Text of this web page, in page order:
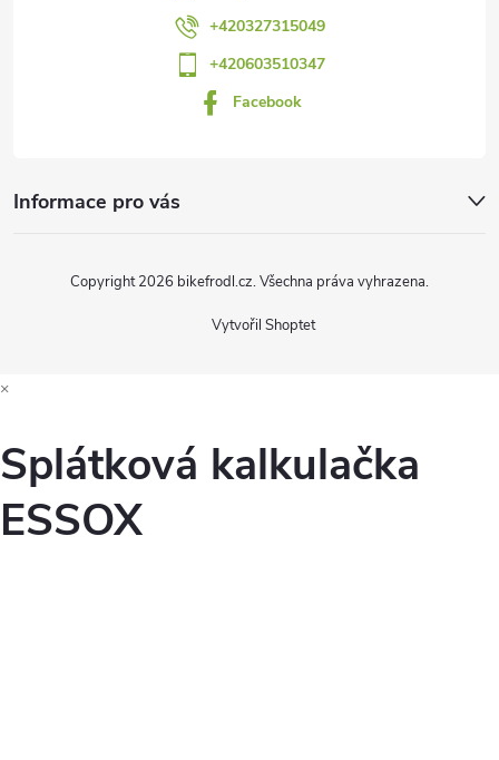
+420327315049
+420603510347
Facebook
Informace pro vás
Vytvořil Shoptet
Copyright 2026 bikefrodl.cz. Všechna práva vyhrazena.
×
Splátková kalkulačka
ESSOX